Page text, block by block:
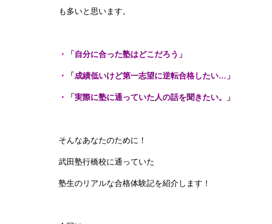
も多いと思います。
・「自分に合った塾はどこだろう」
・「成績低いけど第一志望に逆転合格したい…」
・「実際に塾に通っていた人の話を聞きたい。」
そんなあなたのために！
武田塾行橋校に通っていた
塾生のリアルな合格体験記を紹介します！